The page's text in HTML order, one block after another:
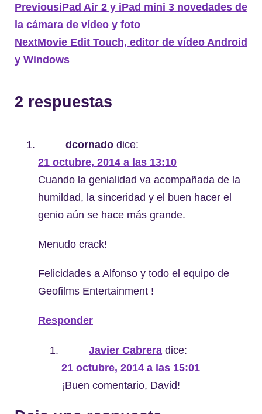
PreviousiPad Air 2 y iPad mini 3 novedades de
la cámara de vídeo y foto
NextMovie Edit Touch, editor de vídeo Android
y Windows
2 respuestas
dcornado dice:
21 octubre, 2014 a las 13:10
Cuando la genialidad va acompañada de la
humildad, la sinceridad y el buen hacer el
genio aún se hace más grande.
Menudo crack!
Felicidades a Alfonso y todo el equipo de
Geofilms Entertainment !
Responder
Javier Cabrera dice:
21 octubre, 2014 a las 15:01
¡Buen comentario, David!